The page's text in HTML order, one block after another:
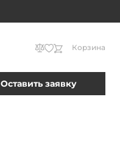
Корзина
Оставить заявку